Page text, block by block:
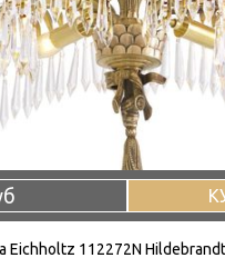
Eichholtz 112272N